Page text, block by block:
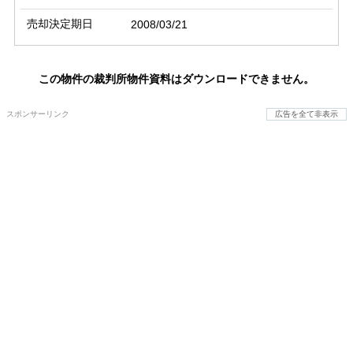
売却決定期日 2008/03/21
この物件の裁判所物件資料はダウンロードできません。
スポンサーリンク 広告を全て非表示